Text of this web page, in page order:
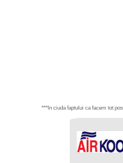
***In ciuda faptului ca facem tot